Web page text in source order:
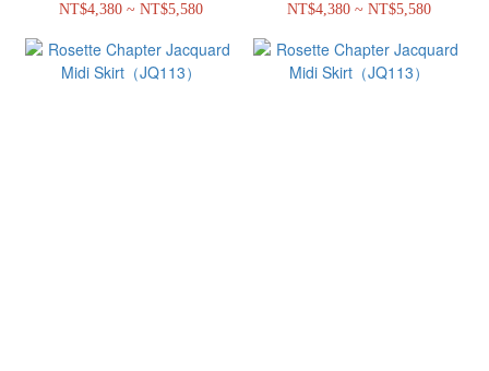
NT$4,380 ~ NT$5,580 NT$4,380 ~ NT$5,580